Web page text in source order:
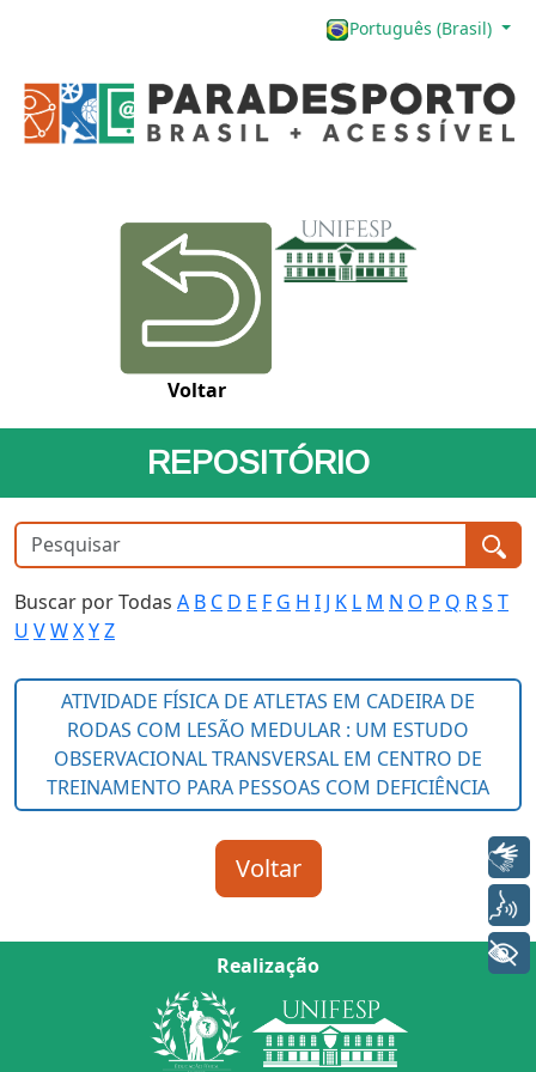
Português (Brasil)
Voltar
REPOSITÓRIO
Buscar por Todas A B C D E F G H I J K L M N O P Q RS T
U VWXYZ
Realização